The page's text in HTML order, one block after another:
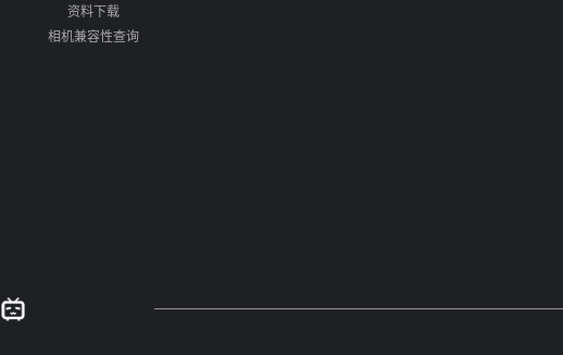
资料下载
相机兼容性查询